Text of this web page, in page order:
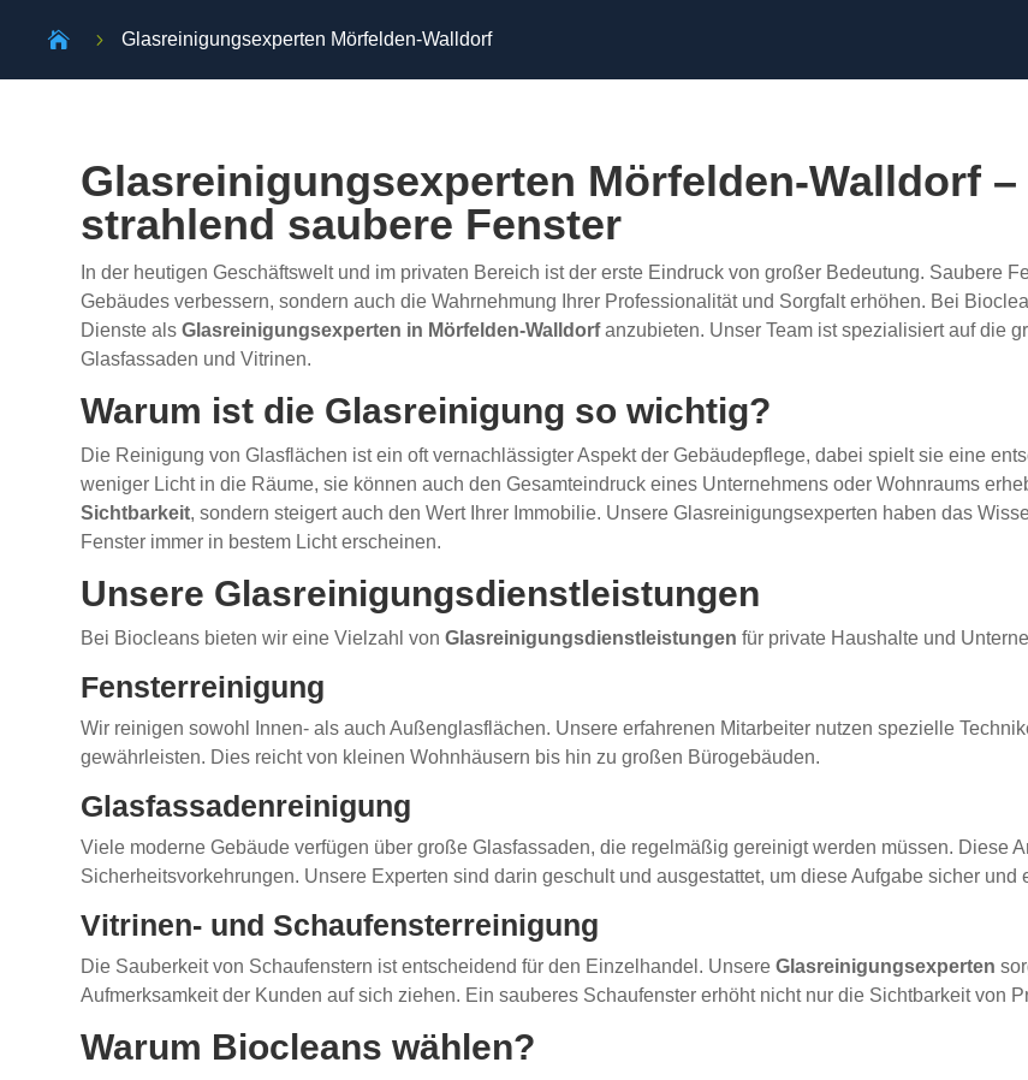
 5 Glasreinigungsexperten Mörfelden-Walldorf
Glasreinigungsexperten Mörfelden-Walldorf
strahlend saubere Fenster
In der heutigen Geschäftswelt und im privaten Bereich ist der erste Eindruck von großer Bedeutung. Saubere
Gebäudes verbessern, sondern auch die Wahrnehmung Ihrer Professionalität und Sorgfalt erhöhen. Bei
Dienste alsGlasreinigungsexperten in Mörfelden-Walldorfanzubieten. Unser Team ist spezialisiert auf die
Glasfassaden und Vitrinen.
Warum ist die Glasreinigung so wichtig?
Die Reinigung von Glasflächen ist ein oft vernachlässigter Aspekt der Gebäudepflege, dabei spielt sie eine
weniger Licht in die Räume, sie können auch den Gesamteindruck eines Unternehmens oder Wohnraums
Sichtbarkeit, sondern steigert auch den Wert Ihrer Immobilie. Unsere Glasreinigungsexperten haben das
Fenster immer in bestem Licht erscheinen.
Unsere Glasreinigungsdienstleistungen
Bei Biocleans bieten wir eine Vielzahl vonGlasreinigungsdienstleistungen für private Haushalte und
Fensterreinigung
Wir reinigen sowohl Innen- als auch Außenglasflächen. Unsere erfahrenen Mitarbeiter nutzen spezielle
gewährleisten. Dies reicht von kleinen Wohnhäusern bis hin zu großen Bürogebäuden.
Glasfassadenreinigung
Viele moderne Gebäude verfügen über große Glasfassaden, die regelmäßig gereinigt werden müssen. Diese
Sicherheitsvorkehrungen. Unsere Experten sind darin geschult und ausgestattet, um diese Aufgabe sicher und
Vitrinen- und Schaufensterreinigung
Die Sauberkeit von Schaufenstern ist entscheidend für den Einzelhandel. UnsereGlasreinigungsexperten
Aufmerksamkeit der Kunden auf sich ziehen. Ein sauberes Schaufenster erhöht nicht nur die Sichtbarkeit von
Warum Biocleans wählen?